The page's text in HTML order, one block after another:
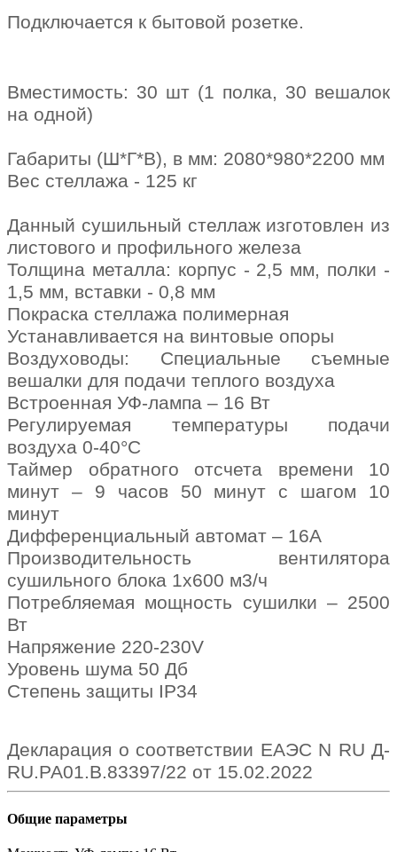
Подключается к бытовой розетке.
Вместимость: 30 шт (1 полка, 30 вешалок
на одной)
Габариты (Ш*Г*В), в мм: 2080*980*2200 мм
Вес стеллажа - 125 кг
Данный сушильный стеллаж изготовлен из
листового и профильного железа
Толщина металла: корпус - 2,5 мм, полки -
1,5 мм, вставки - 0,8 мм
Покраска стеллажа полимерная
Устанавливается на винтовые опоры
Воздуховоды: Специальные съемные
вешалки для подачи теплого воздуха
Встроенная УФ-лампа – 16 Вт
Регулируемая температуры подачи
воздуха 0-40°С
Таймер обратного отсчета времени 10
минут – 9 часов 50 минут с шагом 10
минут
Дифференциальный автомат – 16А
Производительность вентилятора
сушильного блока 1х600 м3/ч
Потребляемая мощность сушилки – 2500
Вт
Напряжение 220-230V
Уровень шума 50 Дб
Степень защиты IP34
Декларация о соответствии ЕАЭС N RU Д-
RU.РА01.В.83397/22 от 15.02.2022
Общие параметры